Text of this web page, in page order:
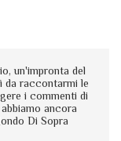
un'impronta del
da raccontarmi le
i commenti di
ancora
Di Sopra